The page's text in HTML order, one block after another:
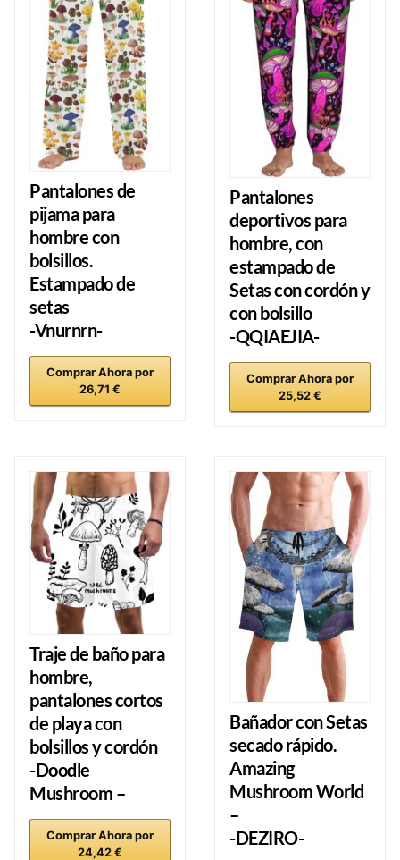
Pantalones de
pijama para
hombre con
bolsillos.
Estampado de
setas
-Vnurnrn-
Comprar Ahora por
26,71 €
Pantalones
deportivos para
hombre, con
estampado de
Setas con cordón y
con bolsillo
-QQIAEJIA-
Comprar Ahora por
25,52 €
Traje de baño para
hombre,
pantalones cortos
de playa con
bolsillos y cordón
-Doodle
Mushroom –
Comprar Ahora por
24,42 €
Bañador con Setas
secado rápido.
Amazing
Mushroom World
–
-DEZIRO-